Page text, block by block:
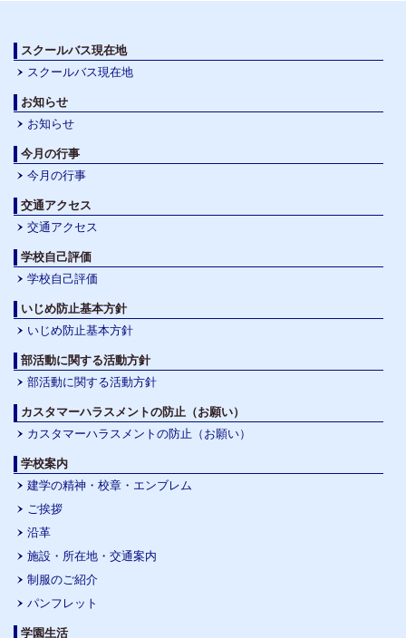
スクールバス現在地
スクールバス現在地
お知らせ
お知らせ
今月の行事
今月の行事
交通アクセス
交通アクセス
学校自己評価
学校自己評価
いじめ防止基本方針
いじめ防止基本方針
部活動に関する活動方針
部活動に関する活動方針
カスタマーハラスメントの防止（お願い）
カスタマーハラスメントの防止（お願い）
学校案内
建学の精神・校章・エンブレム
ご挨拶
沿革
施設・所在地・交通案内
制服のご紹介
パンフレット
学園生活